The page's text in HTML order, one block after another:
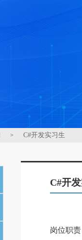
> C#开发实习生
C#开
岗位职责